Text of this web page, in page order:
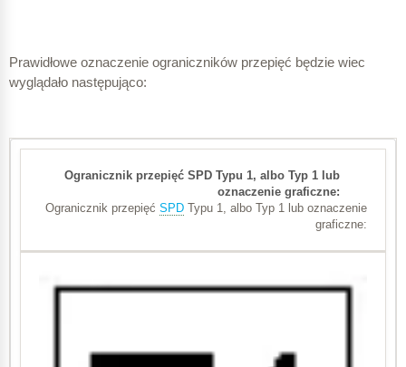
Prawidłowe oznaczenie ograniczników przepięć będzie wiec
wyglądało następująco:
Ogranicznik przepięć SPD Typu 1, albo Typ 1 lub oznaczenie
graficzne: